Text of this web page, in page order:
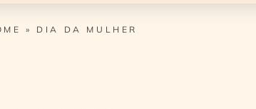
» DIA DA MULHER